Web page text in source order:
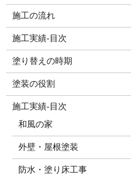
施工の流れ
施工実績-目次
塗り替えの時期
塗装の役割
施工実績-目次
和風の家
外壁・屋根塗装
防水・塗り床工事